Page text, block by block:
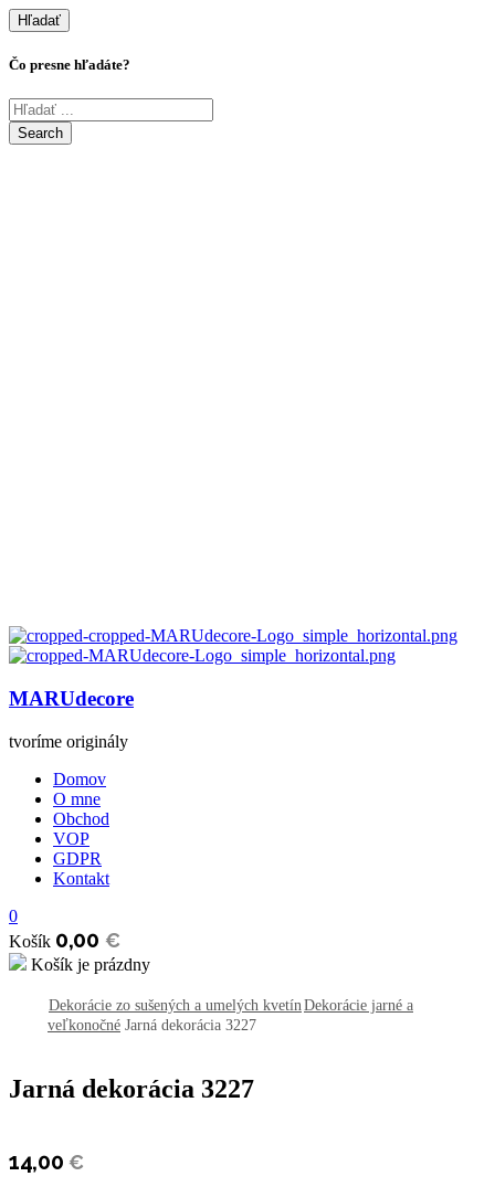
Hľadať
Čo presne hľadáte?
MARUdecore
tvoríme originály
Domov
O mne
Obchod
VOP
GDPR
Kontakt
0
Košík 0,00 €
Košík je prázdny
Dekorácie zo sušených a umelých kvetín Dekorácie jarné a
veľkonočné Jarná dekorácia 3227
Jarná dekorácia 3227
14,00 €